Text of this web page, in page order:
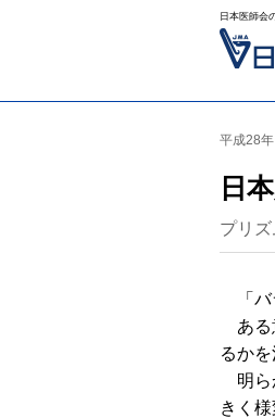
日本医師会
平成28
日
プリズ
「バ
ある
るか
明ら
きく